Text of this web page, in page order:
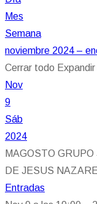
Mes
Semana
noviembre 2024 –
Cerrar todo
Nov
9
Sáb
2024
MAGOSTO
DE JESUS
Entradas